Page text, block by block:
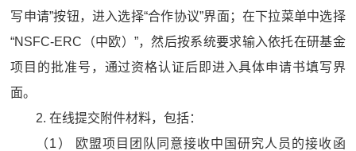
写申请”按钮，进入选择“合作协议”界面；在下拉菜单中选择
“NSFC-ERC（中欧）”，然后按系统要求输入依托在研基金
项目的批准号，通过资格认证后即进入具体申请书填写界
面。
2. 在线提交附件材料，包括：
（1） 欧盟项目团队同意接收中国研究人员的接收函